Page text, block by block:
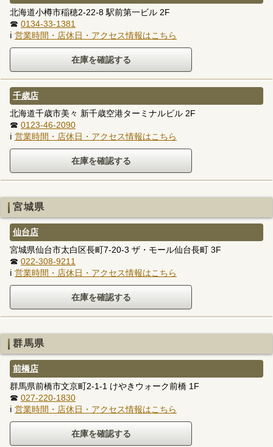
北海道小樽市稲穂2-22-8 駅前第一ビル 2F
☎ 0134-33-1381
ℹ 営業時間・店休日・アクセス情報はこちら
千歳店
北海道千歳市美々 新千歳空港ターミナルビル 2F
☎ 0123-46-2090
ℹ 営業時間・店休日・アクセス情報はこちら
宮城県
仙台店
宮城県仙台市太白区長町7-20-3 ザ・モール仙台長町 3F
☎ 022-308-9211
ℹ 営業時間・店休日・アクセス情報はこちら
群馬県
前橋店
群馬県前橋市文京町2-1-1 けやきウォーク前橋 1F
☎ 027-220-1830
ℹ 営業時間・店休日・アクセス情報はこちら